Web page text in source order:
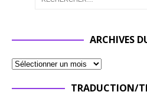
ARCHIVES
TRADUCTION/